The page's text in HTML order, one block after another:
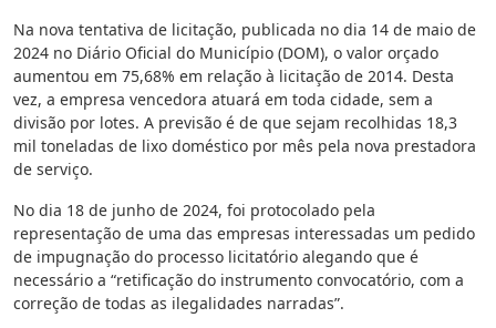
Na nova tentativa de licitação, publicada no dia 14 de maio de
2024 no Diário Oficial do Município (DOM), o valor orçado
aumentou em 75,68% em relação à licitação de 2014. Desta
vez, a empresa vencedora atuará em toda cidade, sem a
divisão por lotes. A previsão é de que sejam recolhidas 18,3
mil toneladas de lixo doméstico por mês pela nova prestadora
de serviço.
No dia 18 de junho de 2024, foi protocolado pela
representação de uma das empresas interessadas um pedido
de impugnação do processo licitatório alegando que é
necessário a “retificação do instrumento convocatório, com a
correção de todas as ilegalidades narradas”.